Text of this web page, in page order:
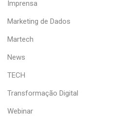
Imprensa
Marketing de Dados
Martech
News
TECH
Transformação Digital
Webinar